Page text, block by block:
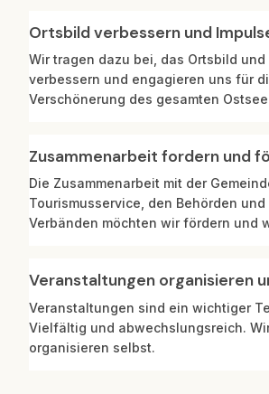
Ortsbild verbessern und
Wir tragen dazu bei, das Ortsbild und
verbessern und engagieren uns für
Verschönerung des gesamten
Zusammenarbeit fordern und
Die Zusammenarbeit mit der
Tourismusservice, den Behörden
Verbänden möchten wir fördern und
Veranstaltungen organisieren
Veranstaltungen sind ein wichtiger
Vielfältig und abwechslungsreich.
organisieren selbst.